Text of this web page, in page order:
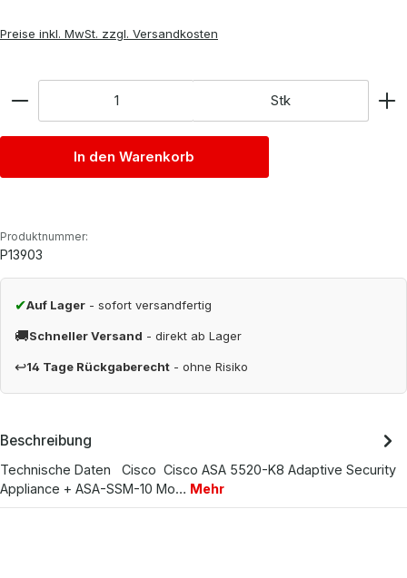
Preise inkl. MwSt. zzgl. Versandkosten
Stk
In den Warenkorb
Produktnummer:
P13903
✔Auf Lager - sofort versandfertig
🚚Schneller Versand - direkt ab Lager
↩14 Tage Rückgaberecht - ohne Risiko
Beschreibung
Technische Daten Cisco Cisco ASA 5520-K8 Adaptive Security
Appliance + ASA-SSM-10 Mo… Mehr